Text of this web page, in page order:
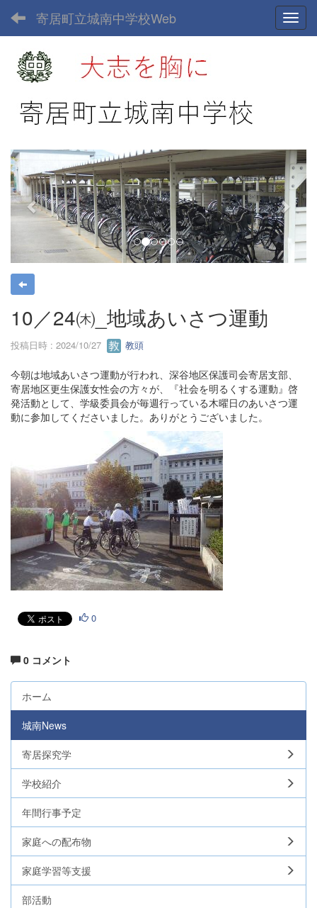
寄居町立城南中学校Web
p
r
e
v
o
u
s
n
e
x
t
10／24㈭_地域あいさつ運動
投稿日時 : 2024/10/27 教頭
今朝は地域あいさつ運動が行われ、深谷地区保護司会寄居支部、
寄居地区更生保護女性会の方々が、『社会を明るくする運動』啓
発活動として、学級委員会が毎週行っている木曜日のあいさつ運
動に参加してくださいました。ありがとうございました。
0
0 コメント
ホーム
城南News
寄居探究学
学校紹介
年間行事予定
家庭への配布物
家庭学習等支援
部活動